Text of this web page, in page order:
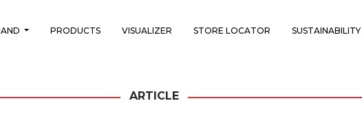
PRODUCTS VISUALIZER STORE LOCATOR SUSTAINABILITY
ARTICLE